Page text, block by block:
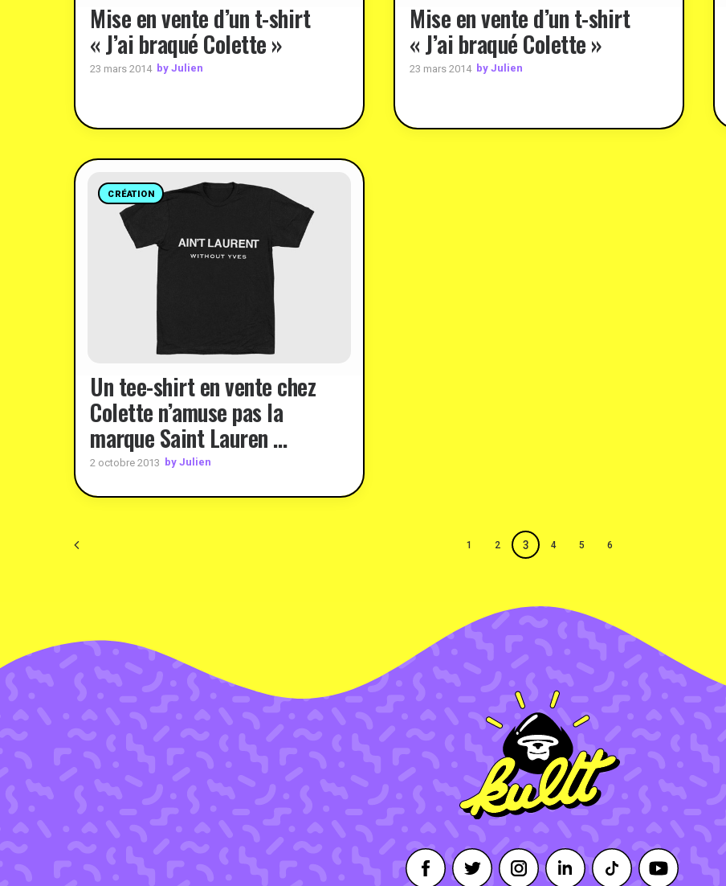
Mise en vente d’un t-shirt
« J’ai braqué Colette »
23 mars 2014 by Julien
Mise en vente d’un t-shirt
« J’ai braqué Colette »
23 mars 2014 by Julien
CRÉATION
Un tee-shirt en vente chez
Colette n’amuse pas la
marque Saint Lauren …
2 octobre 2013 by Julien
1 2 3 4 5 6